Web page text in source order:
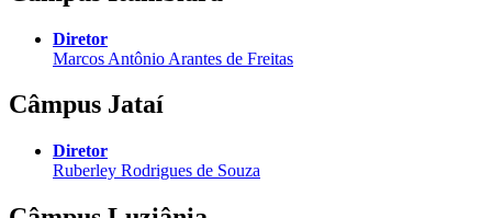
Diretor
Marcos Antônio Arantes de Freitas
Câmpus Jataí
Diretor
Ruberley Rodrigues de Souza